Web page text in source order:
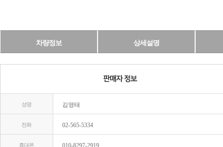
차량정보 상세설명
성명 김영태
전화 02-565-5334
휴대폰 010-8297-2919